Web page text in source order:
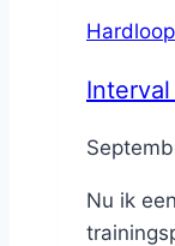
ByNicole
Nu ik